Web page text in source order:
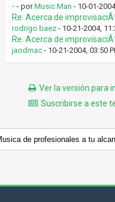
- - porMusic Man - 10-01-
Re: Acerca de
rodrigo baez - 10-21-2004,
Re: Acerca de
jaodmac - 10-21-2004, 03:50
Ver la versión para
Suscribirse a este